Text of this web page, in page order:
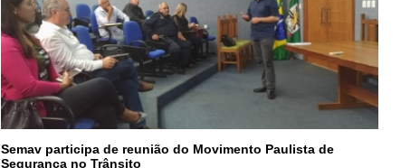
Semav participa de reunião do Movimento Paulista de
Segurança no Trânsito